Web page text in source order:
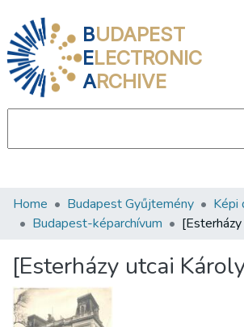
BUDAPEST
ELECTRONIC
ARCHIVE
Communities & Collections
Statistics
About us
Home Budapest Gyűjtemény
Képi
Budapest-képarchívum
[Esterházy utcai